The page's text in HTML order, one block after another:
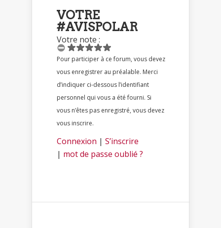
VOTRE
#AVISPOLAR
Votre note :
Pour participer à ce forum, vous devez
vous enregistrer au préalable. Merci
d’indiquer ci-dessous l’identifiant
personnel qui vous a été fourni. Si
vous n’êtes pas enregistré, vous devez
vous inscrire.
Connexion | S’inscrire
| mot de passe oublié ?